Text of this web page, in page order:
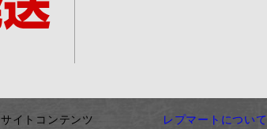
サイトコンテンツ
レプマートについて